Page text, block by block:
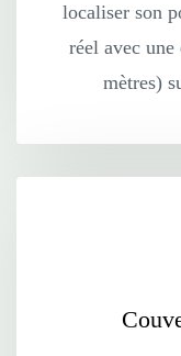
localiser son
réel avec
mètres)